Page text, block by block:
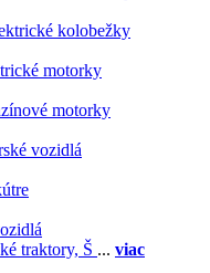
kolobežky
motorky
motorky
vozidlá
traktory, Š ... viac